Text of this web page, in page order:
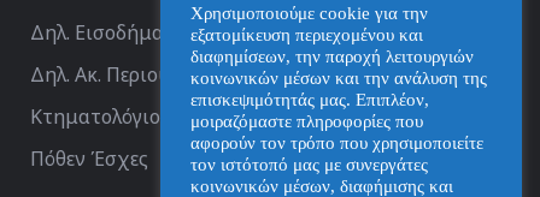
Δηλ. Εισοδήματος
Δηλ. Ακ. Περιουσίας
Κτηματολόγιο
Πόθεν Έσχες
Χρησιμοποιούμε cookie για την
εξατομίκευση περιεχομένου και
διαφημίσεων, την παροχή λειτουργιών
κοινωνικών μέσων και την ανάλυση της
επισκεψιμότητάς μας. Επιπλέον,
μοιραζόμαστε πληροφορίες που
αφορούν τον τρόπο που χρησιμοποιείτε
τον ιστότοπό μας με συνεργάτες
κοινωνικών μέσων, διαφήμισης και